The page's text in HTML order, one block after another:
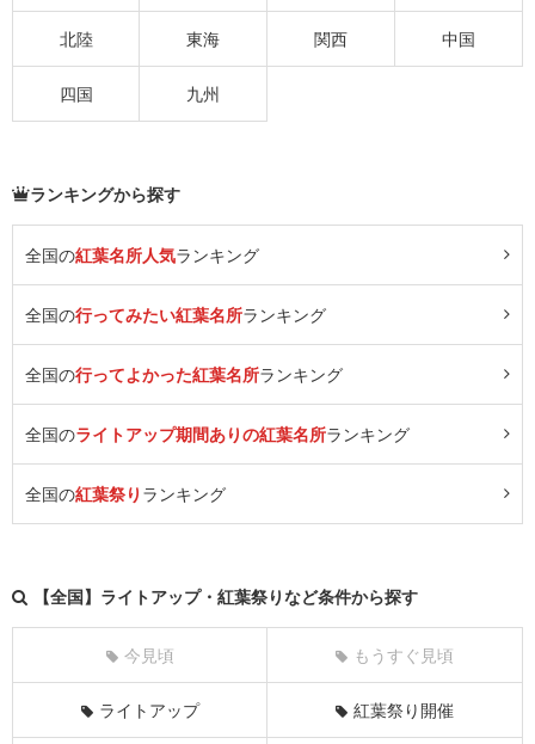
北陸 東海 関西 中国
四国 九州
ランキングから探す
全国の紅葉名所人気ランキング
全国の行ってみたい紅葉名所ランキング
全国の行ってよかった紅葉名所ランキング
全国のライトアップ期間ありの紅葉名所ランキング
全国の紅葉祭り ランキング
【全国】ライトアップ・紅葉祭りなど条件から探す
今見頃 もうすぐ見頃
ライトアップ 紅葉祭り開催